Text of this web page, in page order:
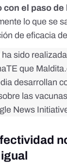
con el paso
lo que se
de eficacia
sido
que
desarrollan
las
News